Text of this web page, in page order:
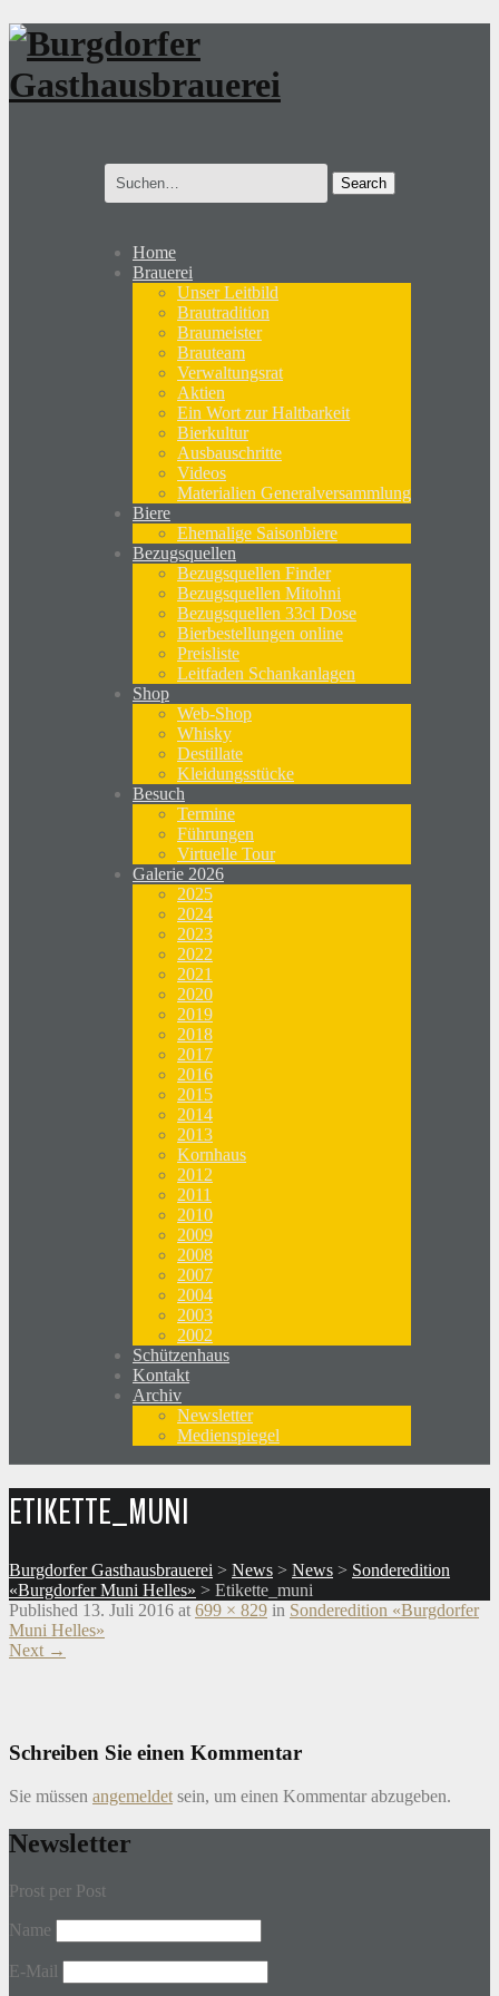
Search
for:
Home
Brauerei
Unser Leitbild
Brautradition
Braumeister
Brauteam
Verwaltungsrat
Aktien
Ein Wort zur Haltbarkeit
Bierkultur
Ausbauschritte
Videos
Materialien Generalversammlung
Biere
Ehemalige Saisonbiere
Bezugsquellen
Bezugsquellen Finder
Bezugsquellen Mitohni
Bezugsquellen 33cl Dose
Bierbestellungen online
Preisliste
Leitfaden Schankanlagen
Shop
Web-Shop
Whisky
Destillate
Kleidungsstücke
Besuch
Termine
Führungen
Virtuelle Tour
Galerie 2026
2025
2024
2023
2022
2021
2020
2019
2018
2017
2016
2015
2014
2013
Kornhaus
2012
2011
2010
2009
2008
2007
2004
2003
2002
Schützenhaus
Kontakt
Archiv
Newsletter
Medienspiegel
ETIKETTE_MUNI
Burgdorfer Gasthausbrauerei > News > News > Sonderedition
«Burgdorfer Muni Helles» > Etikette_muni
Published 13. Juli 2016 at 699 × 829 in Sonderedition «Burgdorfer
Muni Helles»
Next →
Schreiben Sie einen Kommentar
Sie müssen angemeldet sein, um einen Kommentar abzugeben.
Newsletter
Prost per Post
Name
E-Mail